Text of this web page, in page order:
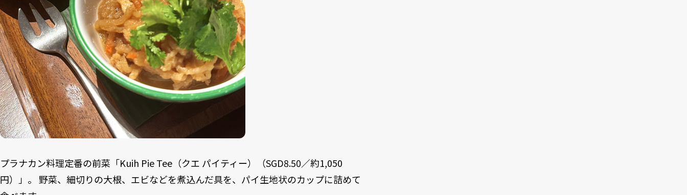
プラナカン料理定番の前菜「Kuih Pie Tee（クエ パイティー）（SGD8.50／約1,050
円）」。 野菜、細切りの大根、エビなどを煮込んだ具を、パイ生地状のカップに詰めて